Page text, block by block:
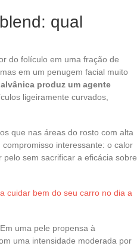
qual
do folículo em uma fração de
em um penugem facial muito
produz um agente
ligeiramente curvados,
que nas áreas do rosto com alta
interessante: o calor
sem sacrificar a eficácia sobre
cuidar bem do seu carro no dia a
uma pele propensa à
uma intensidade moderada por